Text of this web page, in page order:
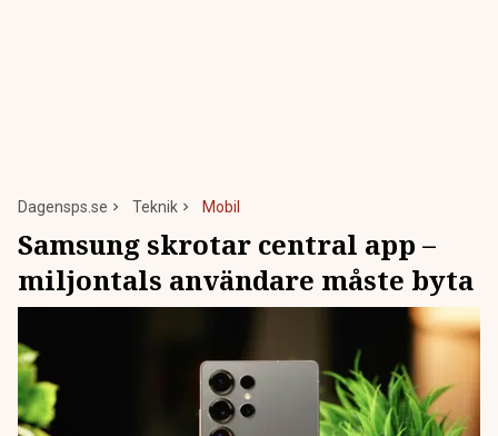
Dagensps.se Teknik Mobil
Samsung skrotar central app –
miljontals användare måste byta